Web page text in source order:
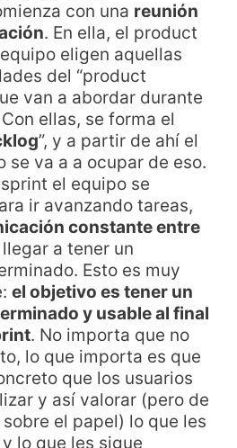
con una reunión
. En ella, el product
eligen aquellas
del “product
van a abordar durante
ellas, se forma el
”, y a partir de ahí el
se va a a ocupar de eso.
el equipo se
ir avanzando tareas,
constante entre
llegar a tener un
Esto es muy
el objetivo es tener un
y usable al final
. No importa que no
lo que importa es que
que los usuarios
y así valorar (pero de
el papel) lo que les
lo que les sigue